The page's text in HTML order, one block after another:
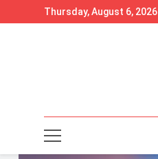
to
Thursday, August 6, 2026